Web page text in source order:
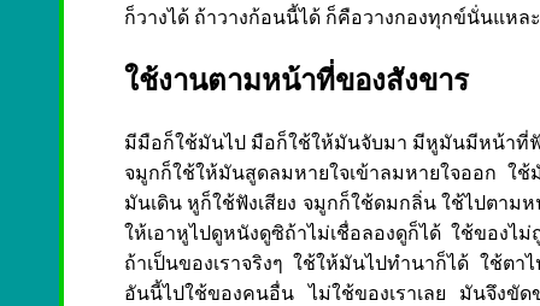
ก็วางได้ ถ้าวางก้อนนี้ได้ ก็คือวางกองทุกข์นั่นแหล
ใช้งานตามหน้าที่ของสังขาร
มีมือก็ใช้มันไป มือก็ใช้ให้มันจับมา มีหูมันมีหน้าที่ฟั
จมูกก็ใช้ให้มันสูดลมหายใจเข้าลมหายใจออก ใ
มันเดิน หูก็ใช้ฟังเสียง จมูกก็ใช้ดมกลิ่น ใช้ไปตาม
ให้เอาหูไปดูหนังดูซิถ้าไม่เชื่อลองดูก็ได้ ใช้ของไ
ถ้าเป็นของเราจริงๆ ใช้ให้มันไปทำนาก็ได้ ใช้ตา
อันนี้ไปใช้ของคนอื่น ไม่ใช้ของเราเลย มันจึงขัด